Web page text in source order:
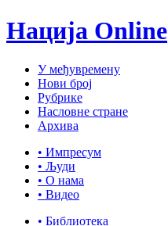
Нација Online
У међувремену
Нови број
Рубрике
Насловне стране
Архива
• Импресум
• Људи
• О нама
• Видео
• Библиотека